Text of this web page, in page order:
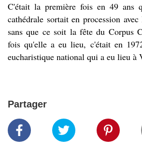
C'était la première fois en 49 ans
cathédrale sortait en procession
sans que ce soit la fête du Corpus
fois qu'elle a eu lieu, c'était en
eucharistique national qui a eu lieu à
Partager